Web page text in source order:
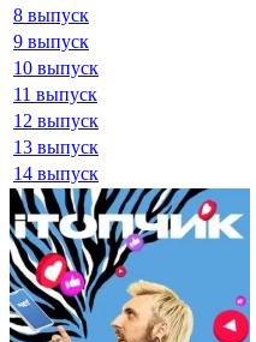
8 выпуск
9 выпуск
10 выпуск
11 выпуск
12 выпуск
13 выпуск
14 выпуск